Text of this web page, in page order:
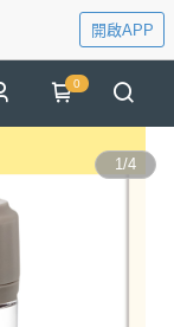
開啟APP
0
1/4